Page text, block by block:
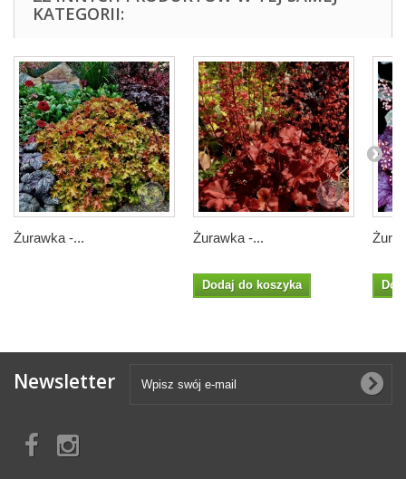
KATEGORII:
Żurawka -... Żurawka -...
Dodaj do koszyka
Newsletter